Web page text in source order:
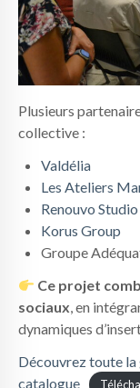
Plusieurs
collective :
Valdélia
Les Ateliers
Renouvo Studio
Korus Group
Groupe
Ce projet
sociaux, en
dynamiques
Découvrez toute
catalogue